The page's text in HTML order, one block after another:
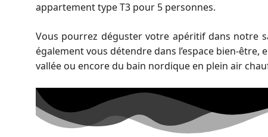
appartement type T3 pour 5 personnes.
Vous pourrez déguster votre apéritif dans notre
également vous détendre dans l’espace bien-
vallée ou encore du bain nordique en plein air